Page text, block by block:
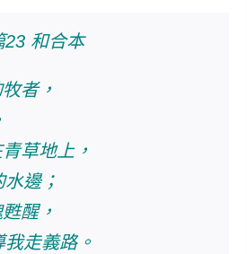
23和合本
者，
草地上，
邊；
醒，
走義路。